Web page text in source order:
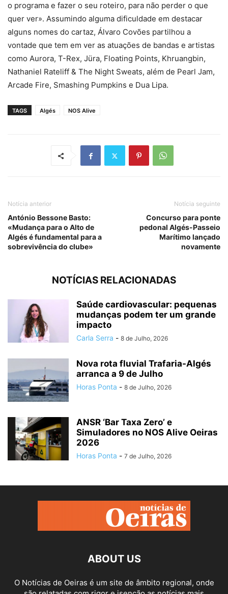
o programa e fazer o seu roteiro, para não perder o que
quer ver». Assumindo alguma dificuldade em destacar
alguns nomes do cartaz, Álvaro Covões partilhou a
vontade que tem em ver as atuações de bandas e artistas
como Aurora, T-Rex, Jüra, Floating Points, Khruangbin,
Nathaniel Rateliff & The Night Sweats, além de Pearl Jam,
Arcade Fire, Smashing Pumpkins e Dua Lipa.
TAGS Algés NOS Alive
Notícia anterior
António Bessone Basto:
«Mudança para o Alto de
Algés é fundamental para a
sobrevivência do clube»
Notícia seguinte
Concurso para ponte
pedonal Algés-Passeio
Marítimo lançado
novamente
NOTÍCIAS RELACIONADAS
Saúde cardiovascular: pequenas
mudanças podem ter um grande
impacto
Carla Serra - 8 de Julho, 2026
Nova rota fluvial Trafaria-Algés
arranca a 9 de Julho
Horas Ponta - 8 de Julho, 2026
ANSR ‘Bar Taxa Zero’ e
Simuladores no NOS Alive Oeiras
2026
Horas Ponta - 7 de Julho, 2026
ABOUT US
O Notícias de Oeiras é um site de âmbito regional, onde